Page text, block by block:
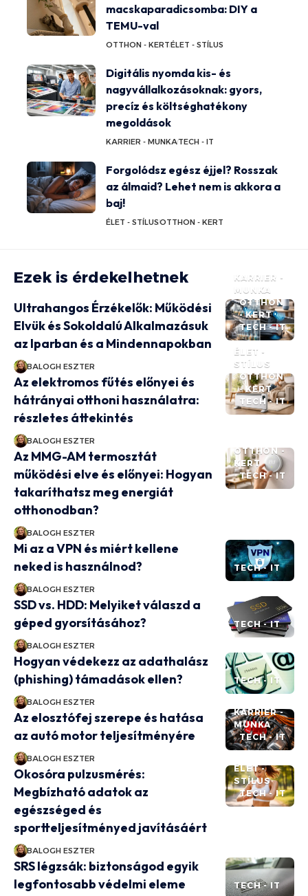
macskaparadicsomba: DIY a
TEMU-val
OTTHON - KERTÉLET - STÍLUS
Digitális nyomda kis- és
nagyvállalkozásoknak: gyors,
precíz és költséghatékony
megoldások
KARRIER - MUNKATECH - IT
Forgolódsz egész éjjel? Rosszak
az álmaid? Lehet nem is akkora a
baj!
ÉLET - STÍLUSOTTHON - KERT
Ezek is érdekelhetnek
KARRIER -
MUNKA
OTTHON
- KERT
TECH - IT
Ultrahangos Érzékelők: Működési
Elvük és Sokoldalú Alkalmazásuk
az Iparban és a Mindennapokban
BALOGH ESZTER
ÉLET -
STÍLUS
OTTHON
- KERT
TECH - IT
Az elektromos fűtés előnyei és
hátrányai otthoni használatra:
részletes áttekintés
BALOGH ESZTER
OTTHON -
KERT
TECH - IT
Az MMG-AM termosztát
működési elve és előnyei: Hogyan
takaríthatsz meg energiát
otthonodban?
BALOGH ESZTER
TECH - IT
Mi az a VPN és miért kellene
neked is használnod?
BALOGH ESZTER
TECH - IT
SSD vs. HDD: Melyiket válaszd a
géped gyorsításához?
BALOGH ESZTER
TECH - IT
Hogyan védekezz az adathalász
(phishing) támadások ellen?
BALOGH ESZTER
KARRIER -
MUNKA
TECH - IT
Az elosztófej szerepe és hatása
az autó motor teljesítményére
BALOGH ESZTER
ÉLET -
STÍLUS
TECH - IT
Okosóra pulzusmérés:
Megbízható adatok az
egészséged és
sportteljesítményed javításáért
BALOGH ESZTER
TECH - IT
SRS légzsák: biztonságod egyik
legfontosabb védelmi eleme